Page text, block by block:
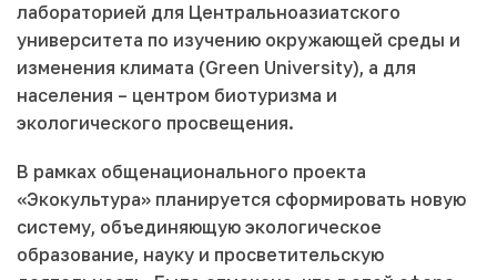
лабораторией для Центральноазиатского
университета по изучению окружающей среды и
изменения климата (Green University), а для
населения – центром биотуризма и
экологического просвещения.
В рамках общенационального проекта
«Экокультура» планируется сформировать новую
систему, объединяющую экологическое
образование, науку и просветительскую